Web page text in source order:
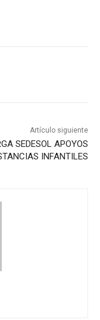
Artículo siguiente
SEDESOL APOYOS
INFANTILES